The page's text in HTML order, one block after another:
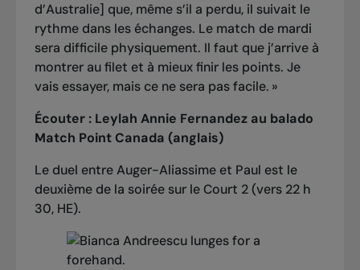
d’Australie] que, même s’il a perdu, il suivait le
rythme dans les échanges. Le match de mardi
sera difficile physiquement. Il faut que j’arrive à
montrer au filet et à mieux finir les points. Je
vais essayer, mais ce ne sera pas facile. »
Écouter : Leylah Annie Fernandez au balado
Match Point Canada (anglais)
Le duel entre Auger-Aliassime et Paul est le
deuxième de la soirée sur le Court 2 (vers 22 h
30, HE).